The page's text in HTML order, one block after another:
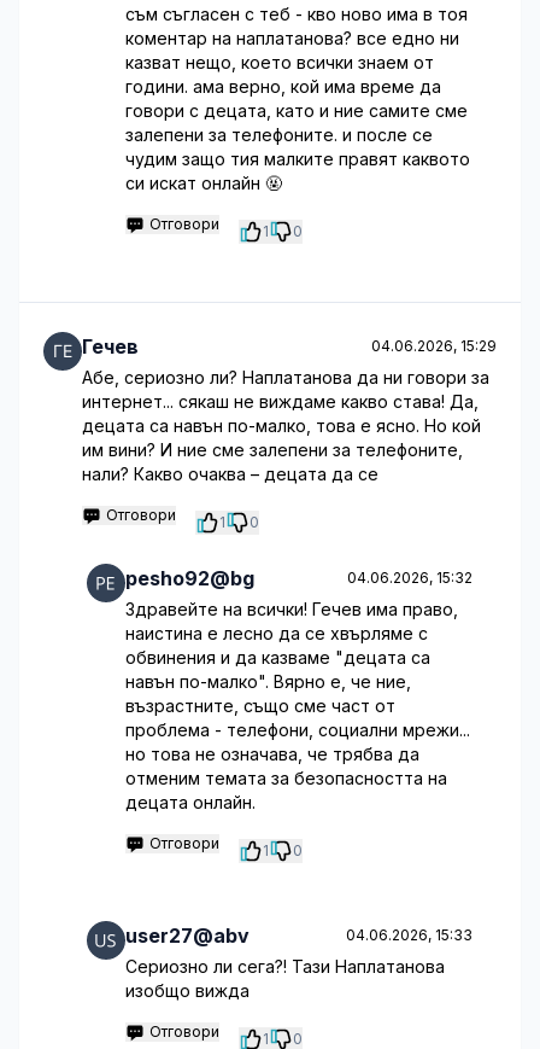
съм съгласен с теб - кво ново има в тоя
коментар на наплатанова? все едно ни
казват нещо, което всички знаем от
години. ама верно, кой има време да
говори с децата, като и ние самите сме
залепени за телефоните. и после се
чудим защо тия малките правят каквото
си искат онлайн 🤬
Отговори 1 0
Гечев 04.06.2026, 15:29
Абе, сериозно ли? Наплатанова да ни говори за
интернет... сякаш не виждаме какво става! Да,
децата са навън по-малко, това е ясно. Но кой
им вини? И ние сме залепени за телефоните,
нали? Какво очаква – децата да се
Отговори 1 0
pesho92@bg 04.06.2026, 15:32
Здравейте на всички! Гечев има право,
наистина е лесно да се хвърляме с
обвинения и да казваме "децата са
навън по-малко". Вярно е, че ние,
възрастните, също сме част от
проблема - телефони, социални мрежи...
но това не означава, че трябва да
отменим темата за безопасността на
децата онлайн.
Отговори 1 0
user27@abv 04.06.2026, 15:33
Сериозно ли сега?! Тази Наплатанова
изобщо вижда
Отговори 1 0